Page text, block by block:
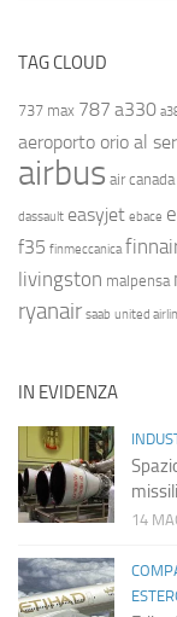
TAG CLOUD
737 max 787 a330
aeroporto orio al
airbus air canada
dassault easyjet ebace
f35 finmeccanica
livingston malpensa
ryanair saab united
IN EVIDENZA
14